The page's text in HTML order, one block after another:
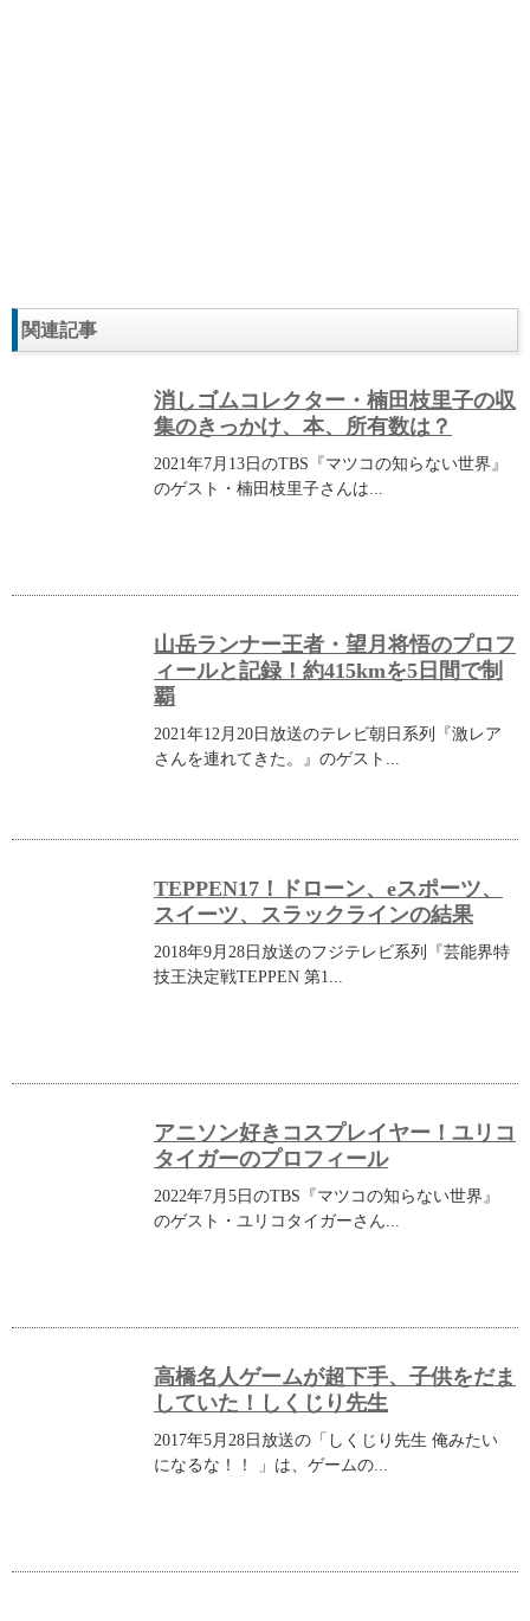
関連記事
消しゴムコレクター・楠田枝里子の収
集のきっかけ、本、所有数は？
2021年7月13日のTBS『マツコの知らない世界』
のゲスト・楠田枝里子さんは...
山岳ランナー王者・望月将悟のプロフ
ィールと記録！約415kmを5日間で制
覇
2021年12月20日放送のテレビ朝日系列『激レア
さんを連れてきた。』のゲスト...
TEPPEN17！ドローン、eスポーツ、
スイーツ、スラックラインの結果
2018年9月28日放送のフジテレビ系列『芸能界特
技王決定戦TEPPEN 第1...
アニソン好きコスプレイヤー！ユリコ
タイガーのプロフィール
2022年7月5日のTBS『マツコの知らない世界』
のゲスト・ユリコタイガーさん...
高橋名人ゲームが超下手、子供をだま
していた！しくじり先生
2017年5月28日放送の「しくじり先生 俺みたい
になるな！！ 」は、ゲームの...